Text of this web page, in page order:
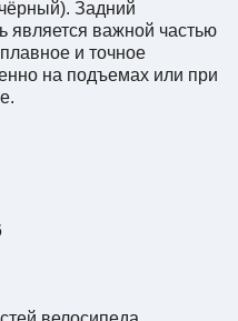
Задний
является важной частью
и точное
на подъемах или при